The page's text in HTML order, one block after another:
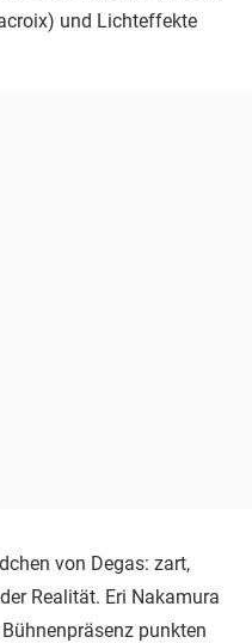
und Lichteffekte
von Degas: zart,
Realität. Eri Nakamura
punkten